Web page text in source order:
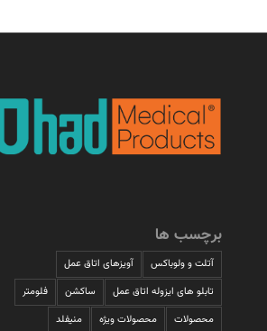
برچسب ها
آتلت و ولوباکس
آویزهای اتاق عمل
تابلو های ایزوله اتاق عمل
ساکشن
فلومتر
محصولات
محصولات ویژه منیفلد